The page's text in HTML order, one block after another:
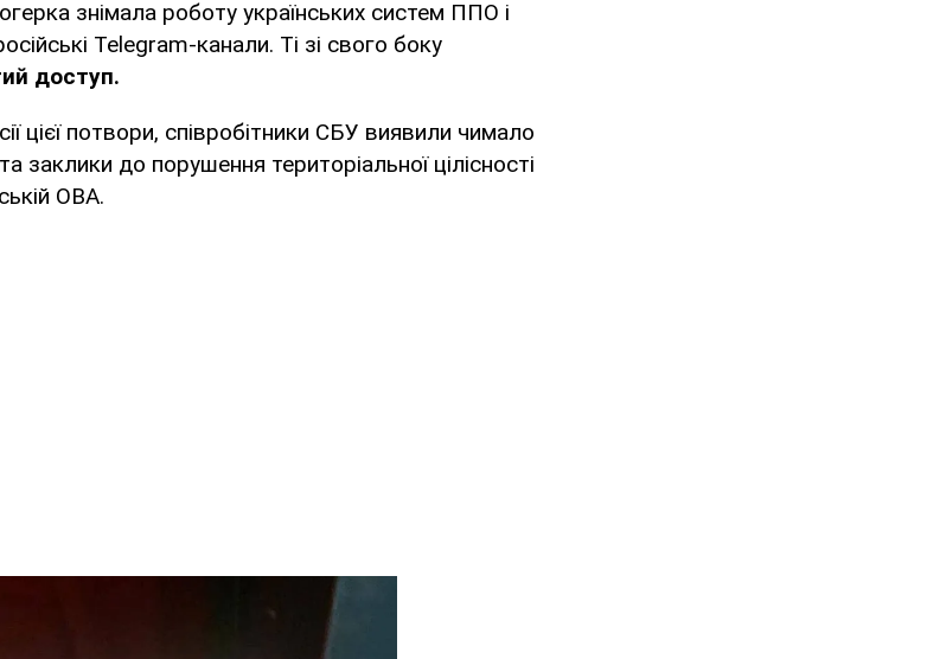
знімала роботу українських систем ППО і
Telegram-канали. Ті зі свого боку
доступ.
цієї потвори, співробітники СБУ виявили чимало
заклики до порушення територіальної цілісності
ОВА.